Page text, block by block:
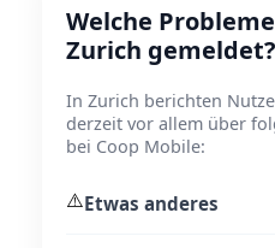
Welche
Zurich gemeldet?
In Zurich berichten
derzeit vor allem über
bei Coop Mobile:
⚠️Etwas anderes